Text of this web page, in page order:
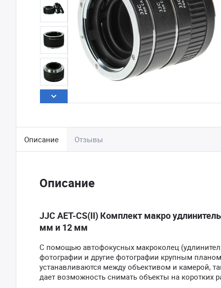
Описание Отзывы
Описание
JJC AET-CS(II) Комплект макро
мм и 12 мм
С помощью автофокусных макроколец
фотографии и другие фотографии крупным
устанавливаются между объективом и камерой,
дает возможность снимать объекты на коротких